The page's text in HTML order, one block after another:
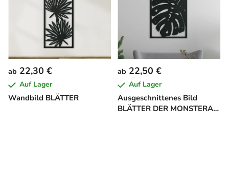
Wandbild BLÄTTER
ab 22,30 €
Auf Lager
Ausgeschnittenes Bild
BLÄTTER DER MONSTERA
ab 22,50 €
Auf Lager